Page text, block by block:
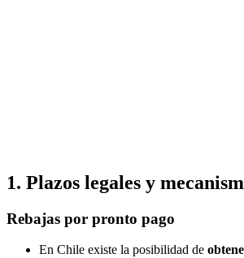
1. Plazos legales y
Rebajas por pronto pago
En Chile existe la posibilidad de